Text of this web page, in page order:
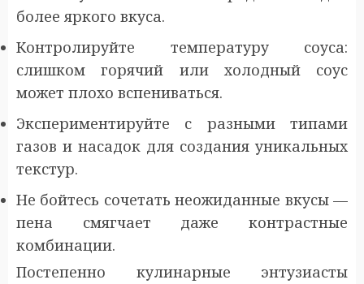
более яркого вкуса.
Контролируйте температуру соуса:
слишком горячий или холодный соус
может плохо вспениваться.
Экспериментируйте с разными типами
газов и насадок для создания уникальных
текстур.
Не бойтесь сочетать неожиданные вкусы —
пена смягчает даже контрастные
комбинации.
Постепенно кулинарные энтузиасты